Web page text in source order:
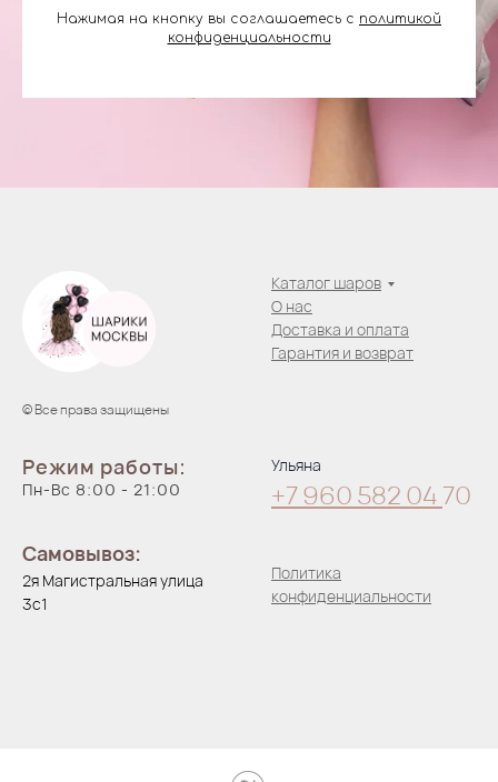
Нажимая на кнопку вы соглашаетесь с политикой
конфиденциальности
© Все права защищены
Каталог шаров
О нас
Доставка и оплата
Гарантия и возврат
Режим работы:
Пн-Вс 8:00 - 21:00
Самовывоз:
2я Магистральная улица
3с1
Ульяна
+7 960 582 04 70
Политика
конфиденциальности